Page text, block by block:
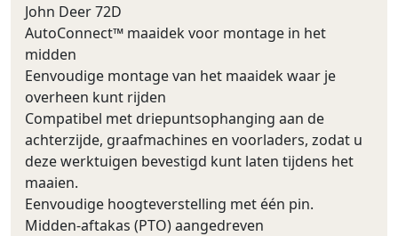
John Deer 72D
AutoConnect™ maaidek voor montage in het
midden
Eenvoudige montage van het maaidek waar je
overheen kunt rijden
Compatibel met driepuntsophanging aan de
achterzijde, graafmachines en voorladers, zodat u
deze werktuigen bevestigd kunt laten tijdens het
maaien.
Eenvoudige hoogteverstelling met één pin.
Midden-aftakas (PTO) aangedreven